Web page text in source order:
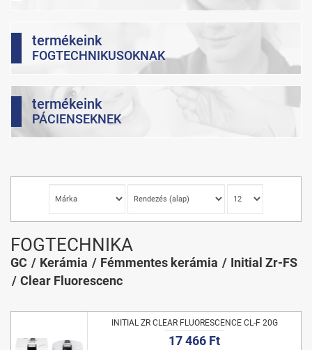
termékeink
FOGTECHNIKUSOKNAK
termékeink
PÁCIENSEKNEK
FOGTECHNIKA
GC Kerámia Fémmentes kerámia
Initial Zr-FS
Clear Fluorescenc
INITIAL ZR CLEAR FLUORESCENCE CL-F 20G
17 466 Ft